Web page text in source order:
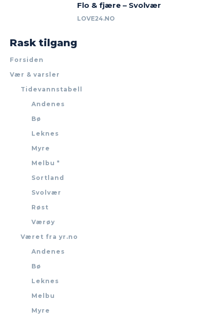
Flo & fjære – Svolvær
LOVE24.NO
Rask tilgang
Forsiden
Vær & varsler
Tidevannstabell
Andenes
Bø
Leknes
Myre
Melbu *
Sortland
Svolvær
Røst
Værøy
Været fra yr.no
Andenes
Bø
Leknes
Melbu
Myre